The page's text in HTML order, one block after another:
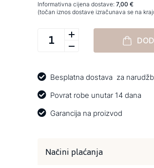
Informativna cijena dostave: 7,00 €
(točan iznos dostave izračunava se na
Besplatna dostava za
Povrat robe unutar 14 dana
Garancija na proizvod
Načini plaćanja